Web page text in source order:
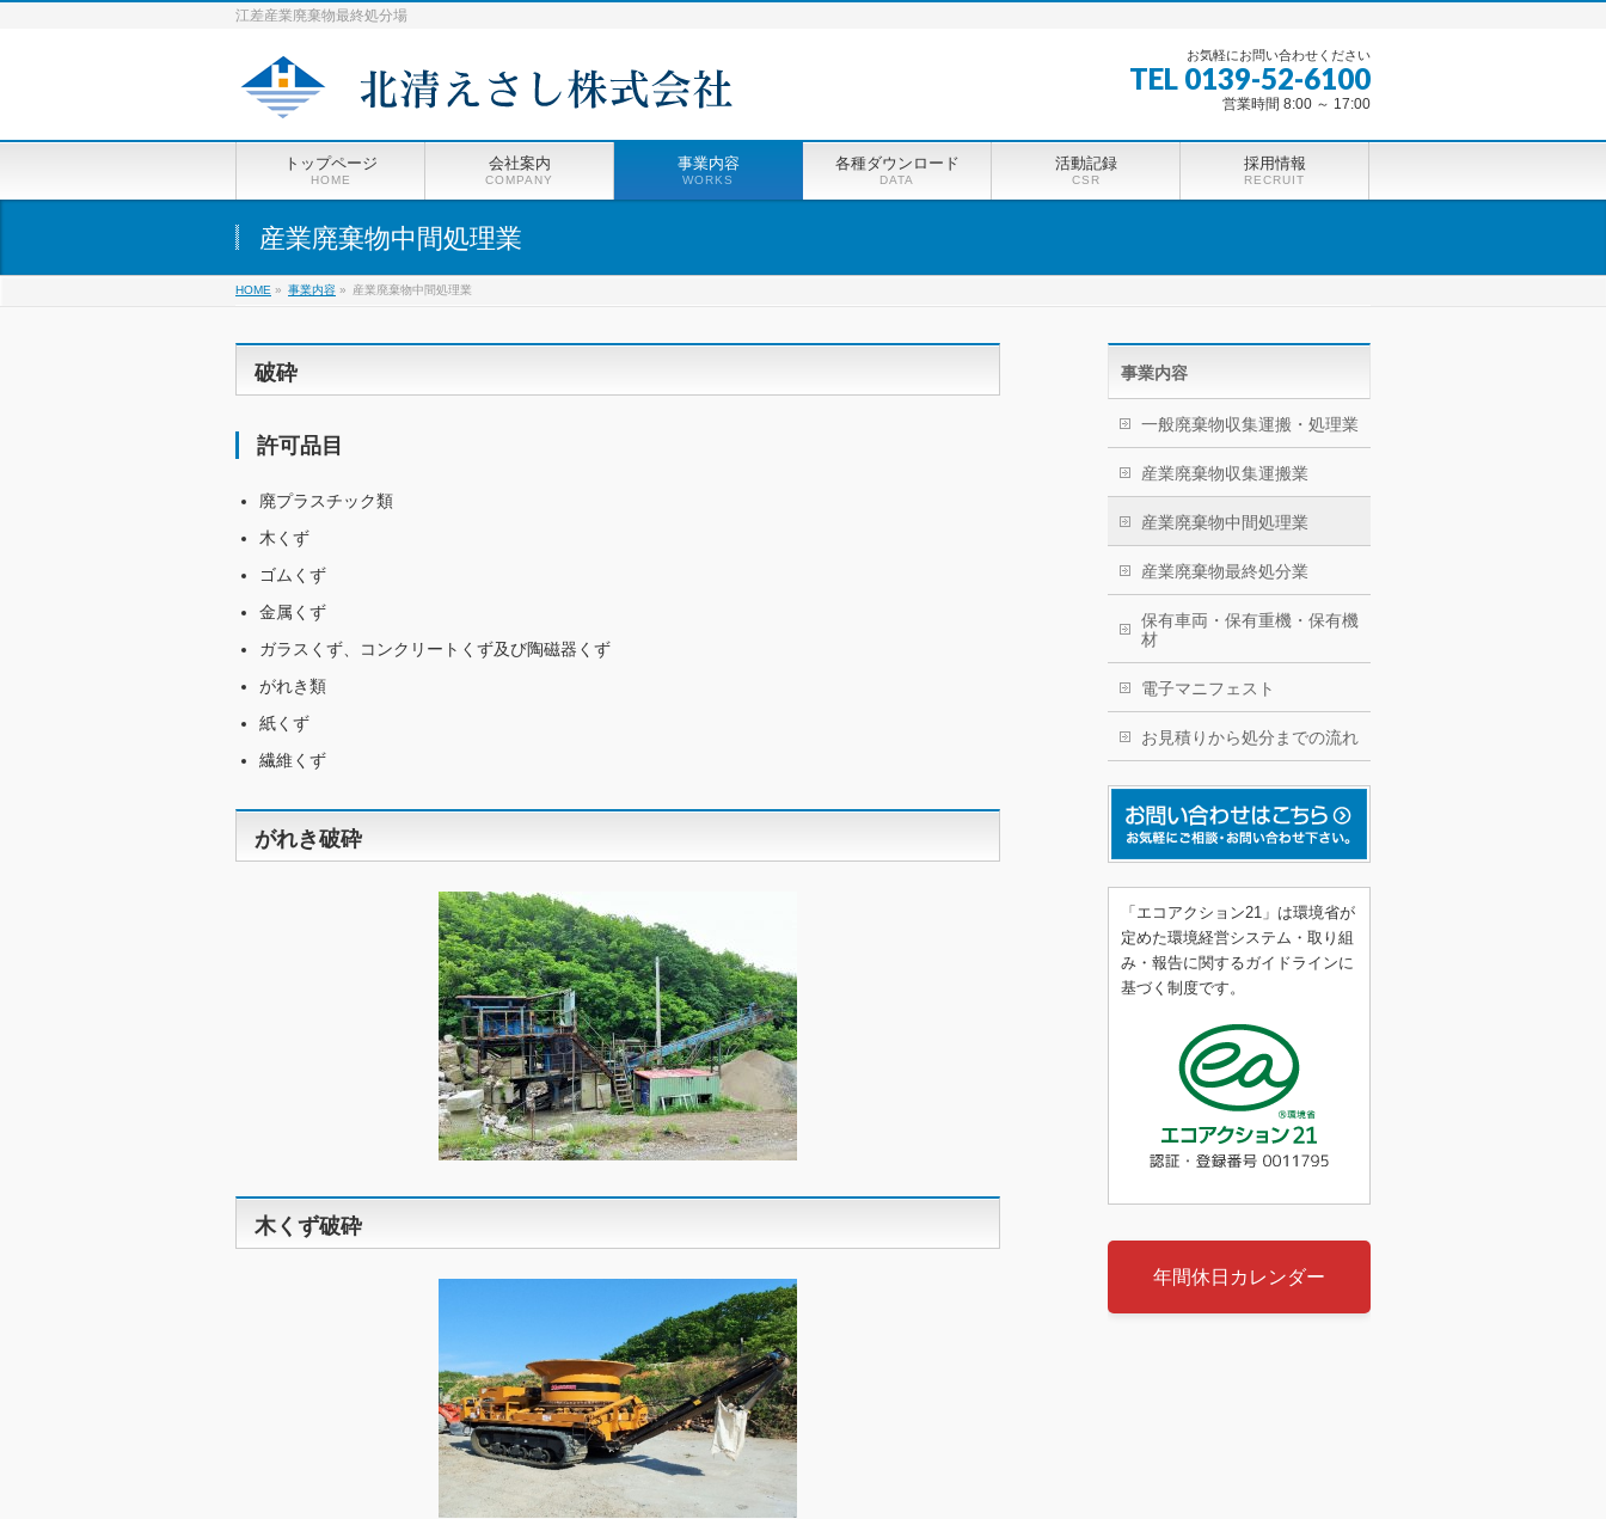
江差産業廃棄物最終処分場
お気軽にお問い合わせください
TEL 0139-52-6100
営業時間 8:00 ～ 17:00
トップページ
HOME
会社案内
COMPANY
事業内容
WORKS
各種ダウンロード
DATA
活動記録
CSR
採用情報
RECRUIT
産業廃棄物中間処理業
HOME » 事業内容 » 産業廃棄物中間処理業
破砕
許可品目
廃プラスチック類
木くず
ゴムくず
金属くず
ガラスくず、コンクリートくず及び陶磁器くず
がれき類
紙くず
繊維くず
がれき破砕
木くず破砕
事業内容
一般廃棄物収集運搬・処理業
産業廃棄物収集運搬業
産業廃棄物中間処理業
産業廃棄物最終処分業
保有車両・保有重機・保有機
材
電子マニフェスト
お見積りから処分までの流れ
「エコアクション21」は環境省が
定めた環境経営システム・取り組
み・報告に関するガイドラインに
基づく制度です。
年間休日カレンダー